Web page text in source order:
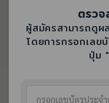
ตรวจ
ผู้สมัครสามารถดูผ
โดยการกรอกเลข
ปุ่ม